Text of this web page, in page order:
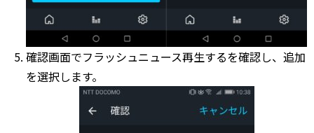
確認画面でフラッシュニュース再生するを確認し、追加
を選択します。